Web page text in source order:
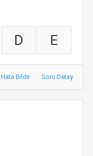
D E
Hata Bildir Soru Detay